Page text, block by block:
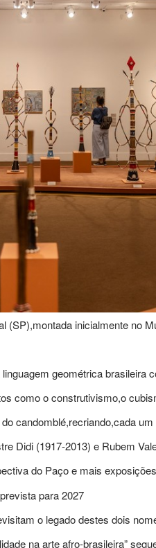
(SP),montada inicialmente no
geométrica brasileira
como o construtivismo,o
candomblé,recriando,cada
Didi (1917-2013) e Rubem
do Paço e mais exposições
para 2027
o legado destes dois
na arte afro-brasileira”